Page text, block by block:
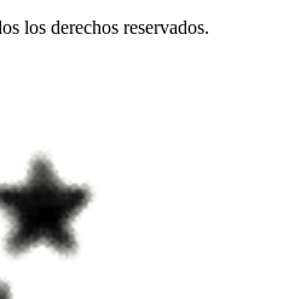
los derechos reservados.